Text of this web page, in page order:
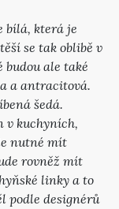
bílá, která je
se tak oblibě v
budou ale také
a antracitová.
šedá.
v kuchyních,
nutné mít
rovněž mít
linky a to
podle designérů